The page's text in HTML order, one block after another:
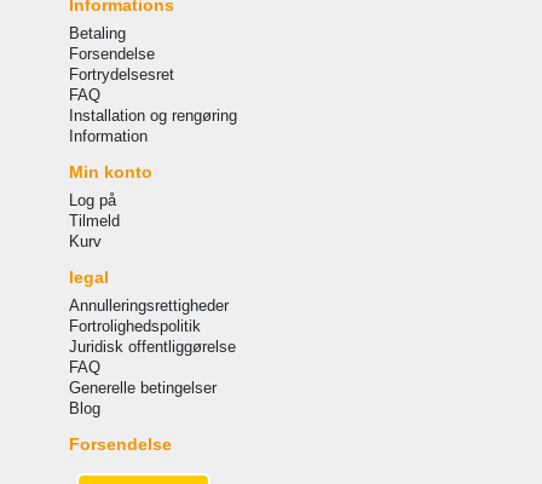
Informations
Betaling
Forsendelse
Fortrydelsesret
FAQ
Installation og rengøring
Information
Min konto
Log på
Tilmeld
Kurv
legal
Annulleringsrettigheder
Fortrolighedspolitik
Juridisk offentliggørelse
FAQ
Generelle betingelser
Blog
Forsendelse